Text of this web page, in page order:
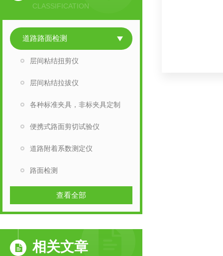
CLASSIFICATION
道路路面检测
层间粘结扭剪仪
层间粘结拉拔仪
各种标准夹具，非标夹具定制
便携式路面剪切试验仪
道路附着系数测定仪
路面检测
查看全部
相关文章